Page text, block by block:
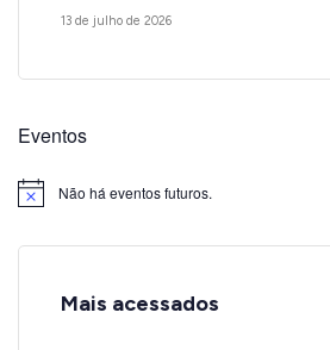
13 de julho de 2026
Eventos
Notice Não há eventos futuros.
Mais acessados